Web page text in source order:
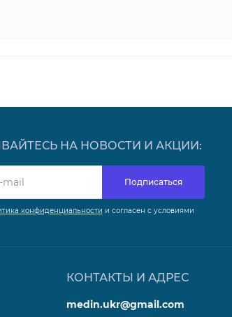
НА НОВОСТИ И АКЦИИ:
Подписаться
конфиденциальности и согласен с условиями
КОНТАКТЫ И АДРЕС
medin.ukr@gmail.com